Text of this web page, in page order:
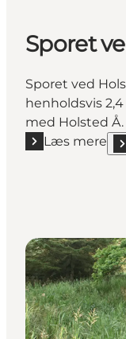
Sporet
Sporet ved
henholdsvis
med Holsted Å.
Læs mere
Læs mere